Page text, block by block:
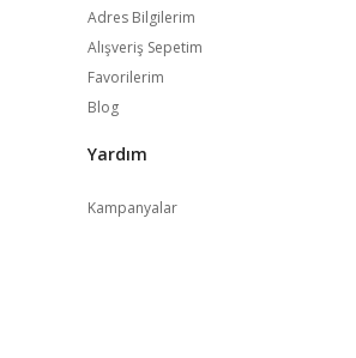
Adres Bilgilerim
Alışveriş Sepetim
Favorilerim
Blog
Yardım
Kampanyalar